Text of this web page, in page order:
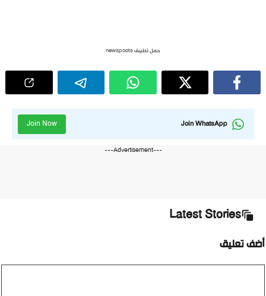
حمل تطبيق newspoots
Join WhatsApp
Join Now
---Advertisement---
Latest Stories
أضف تعليق